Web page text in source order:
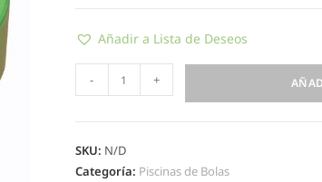
Añadir a Lista de Deseos
- +
SKU: N/D
Categoría: Piscinas de Bolas